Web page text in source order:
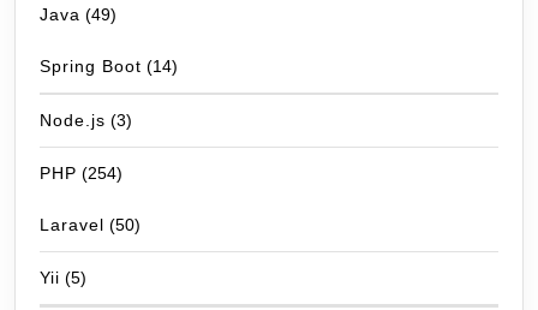
Java (49)
Spring Boot (14)
Node.js (3)
PHP (254)
Laravel (50)
Yii (5)